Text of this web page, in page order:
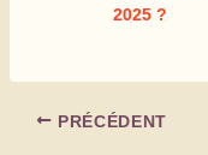
2025 ?
PRÉCÉDENT